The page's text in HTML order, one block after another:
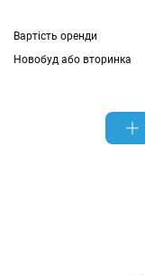
Вартість оренди
Новобуд або вторинка